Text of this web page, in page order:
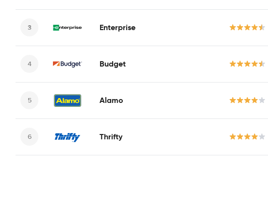
Enterprise
Budget
Alamo
Thrifty